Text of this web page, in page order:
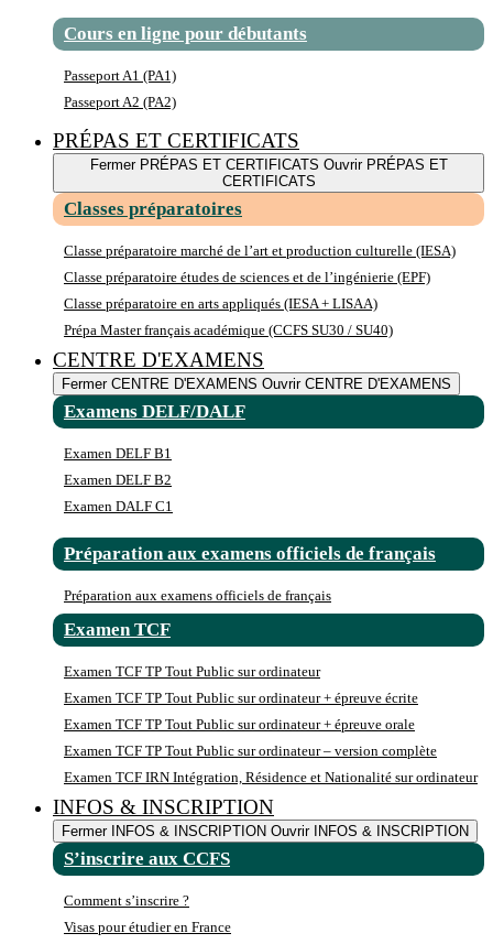
Cours en ligne pour débutants
Passeport A1 (PA1)
Passeport A2 (PA2)
PRÉPAS ET CERTIFICATS
Fermer PRÉPAS ET CERTIFICATS Ouvrir PRÉPAS ET
CERTIFICATS
Classes préparatoires
Classe préparatoire marché de l’art et production culturelle (IESA)
Classe préparatoire études de sciences et de l’ingénierie (EPF)
Classe préparatoire en arts appliqués (IESA + LISAA)
Prépa Master français académique (CCFS SU30 / SU40)
CENTRE D'EXAMENS
Fermer CENTRE D'EXAMENS Ouvrir CENTRE D'EXAMENS
Examens DELF/DALF
Examen DELF B1
Examen DELF B2
Examen DALF C1
Préparation aux examens officiels de français
Préparation aux examens officiels de français
Examen TCF
Examen TCF TP Tout Public sur ordinateur
Examen TCF TP Tout Public sur ordinateur + épreuve écrite
Examen TCF TP Tout Public sur ordinateur + épreuve orale
Examen TCF TP Tout Public sur ordinateur – version complète
Examen TCF IRN Intégration, Résidence et Nationalité sur ordinateur
INFOS & INSCRIPTION
Fermer INFOS & INSCRIPTION Ouvrir INFOS & INSCRIPTION
S’inscrire aux CCFS
Comment s’inscrire ?
Visas pour étudier en France